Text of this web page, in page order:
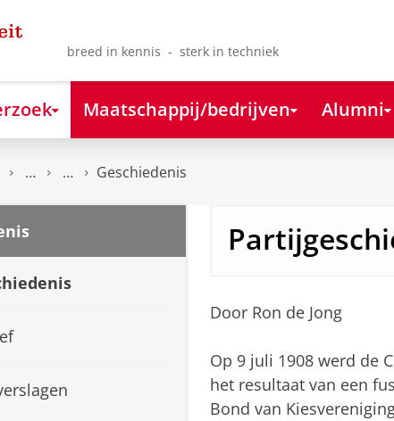
breed in kennis - sterk in techniek
Maatschappij/bedrijven Alumni
Geschiedenis
Door Ron de Jong
Op 9 juli 1908 werd de
het resultaat van een
Bond van